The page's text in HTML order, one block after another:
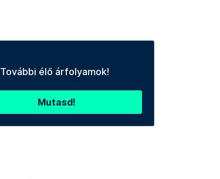
További élő árfolyamok!
Mutasd!